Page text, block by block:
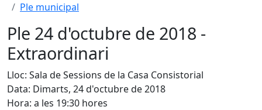
Ple municipal
Ple 24 d'octubre de 2018 -
Extraordinari
Lloc: Sala de Sessions de la Casa Consistorial
Data: Dimarts, 24 d'octubre de 2018
Hora: a les 19:30 hores